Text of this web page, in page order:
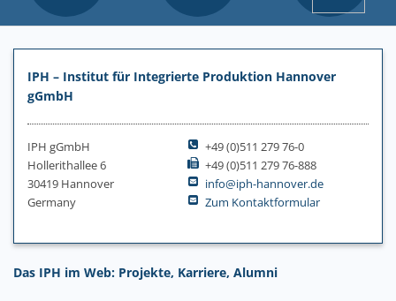
IPH – Institut für Integrierte Produktion Hannover
gGmbH
IPH gGmbH
Hollerithallee 6
30419 Hannover
Germany
+49 (0)511 279 76-0
+49 (0)511 279 76-888
info@iph-hannover.de
Zum Kontaktformular
Das IPH im Web: Projekte, Karriere, Alumni